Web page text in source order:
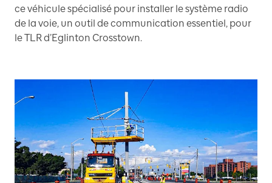
ce véhicule spécialisé pour installer le système radio
de la voie, un outil de communication essentiel, pour
le TLR d’Eglinton Crosstown.